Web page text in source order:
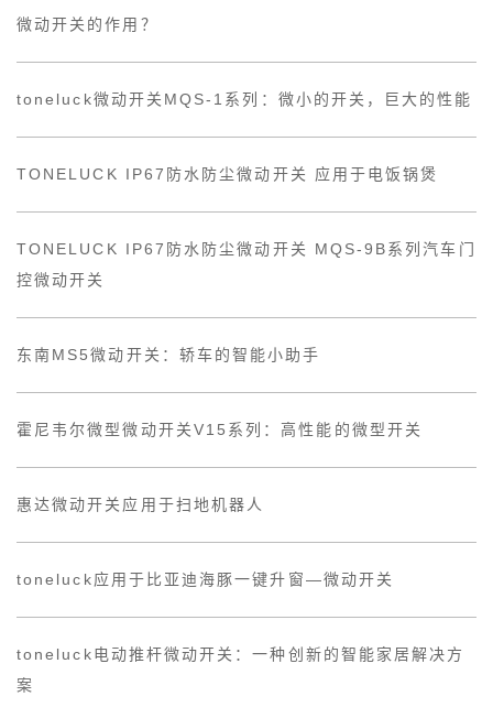
微动开关的作用？
toneluck微动开关MQS-1系列：微小的开关，巨大的性能
TONELUCK IP67防水防尘微动开关 应用于电饭锅煲
TONELUCK IP67防水防尘微动开关 MQS-9B系列汽车门
控微动开关
东南MS5微动开关：轿车的智能小助手
霍尼韦尔微型微动开关V15系列：高性能的微型开关
惠达微动开关应用于扫地机器人
toneluck应用于比亚迪海豚一键升窗—微动开关
toneluck电动推杆微动开关：一种创新的智能家居解决方
案